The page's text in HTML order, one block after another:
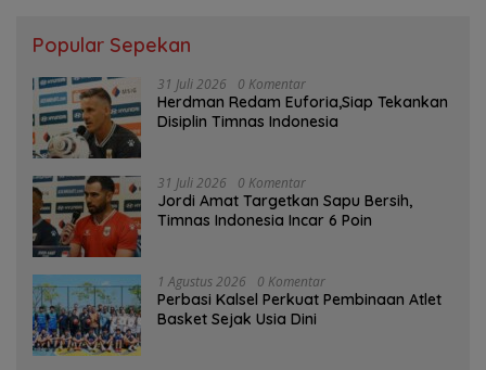
Popular Sepekan
31 Juli 2026 0 Komentar
Herdman Redam Euforia,Siap Tekankan
Disiplin Timnas Indonesia
31 Juli 2026 0 Komentar
Jordi Amat Targetkan Sapu Bersih,
Timnas Indonesia Incar 6 Poin
1 Agustus 2026 0 Komentar
Perbasi Kalsel Perkuat Pembinaan Atlet
Basket Sejak Usia Dini